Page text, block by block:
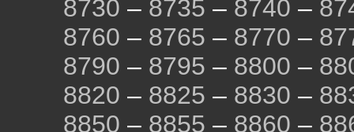
8730 – 8735 – 8740 –
8760 – 8765 – 8770 –
8790 – 8795 – 8800 –
8820 – 8825 – 8830 –
8850 – 8855 – 8860 –